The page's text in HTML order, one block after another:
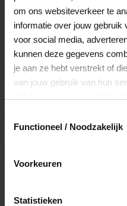
om ons websiteverkeer te
informatie over jouw gebruik
voor social media,
kunnen deze gegevens
je aan ze hebt verstrekt of
van jouw gebruik van hun
Functioneel / Noodzakelijk
Voorkeuren
Statistieken
Veelgestelde
Hoelang blijft mijn
Het volledige saldo
is minimaal drie jaar
Kan ik het saldo
cadeaukaart in